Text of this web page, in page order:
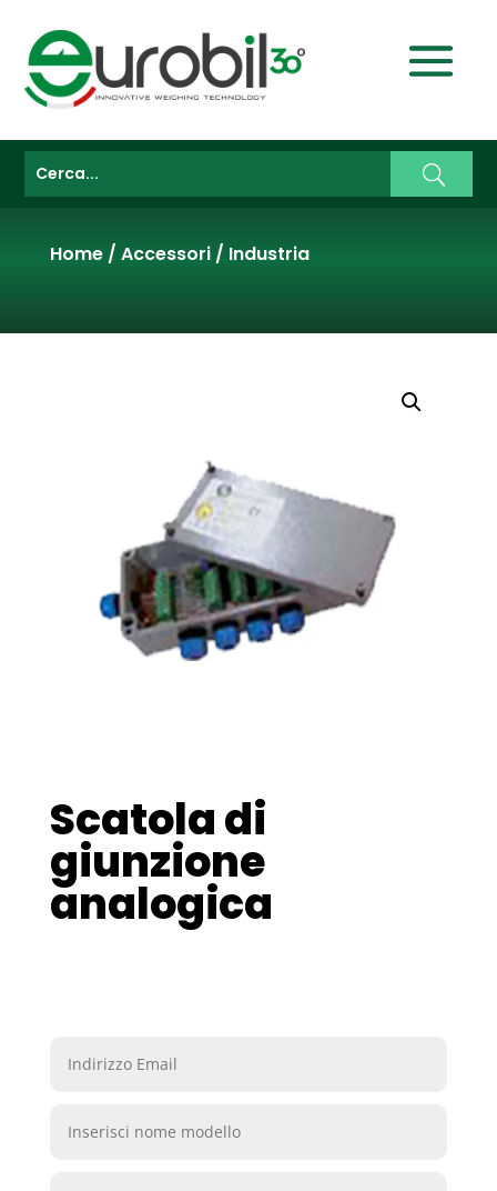
Home/ Accessori/ Industria
Scatola di
giunzione
analogica